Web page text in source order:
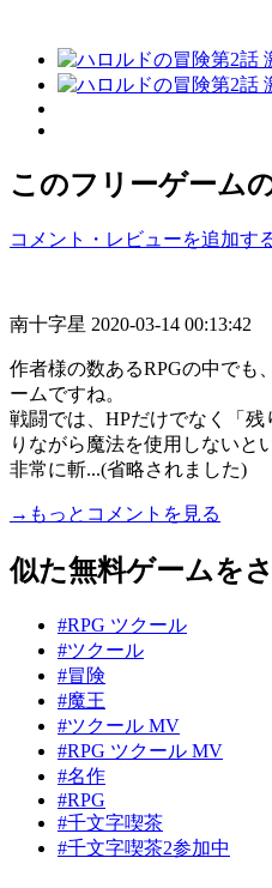
このフリーゲーム
コメント・レビューを追加す
南十字星 2020-03-14 00:13:42
作者様の数あるRPGの中でも
ームですね。
戦闘では、HPだけでなく「
りながら魔法を使用しないと
非常に斬...(省略されました)
→もっとコメントを見る
似た無料ゲームを
#RPG ツクール
#ツクール
#冒険
#魔王
#ツクール MV
#RPG ツクール MV
#名作
#RPG
#千文字喫茶
#千文字喫茶2参加中